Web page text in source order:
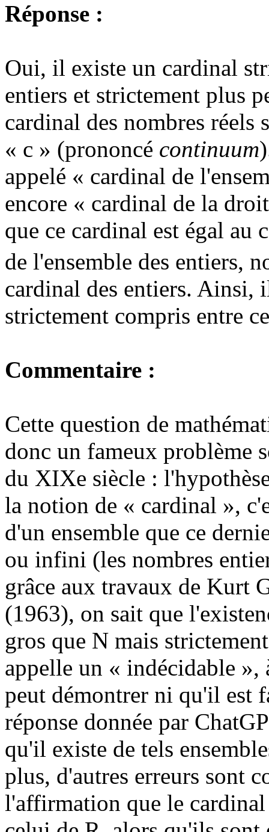
Réponse :
Oui, il existe un cardinal
entiers et strictement plus
cardinal des nombres réels
« c » (prononcé continuum
appelé « cardinal de
encore « cardinal de la
que ce cardinal est égal au
de l'ensemble des entiers,
cardinal des entiers. Ainsi,
strictement compris entre
Commentaire :
Cette question de
donc un fameux problème
du XIXe siècle :
la notion de « cardinal »,
d'un ensemble que ce
ou infini (les nombres
grâce aux travaux de Kurt
(1963), on sait que
gros que N mais
appelle un « indécidable »,
peut démontrer ni qu'il est
réponse donnée par
qu'il existe de tels
plus, d'autres erreurs sont
l'affirmation que le